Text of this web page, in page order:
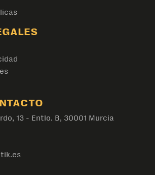
13 - Entlo. B, 30001 Murcia